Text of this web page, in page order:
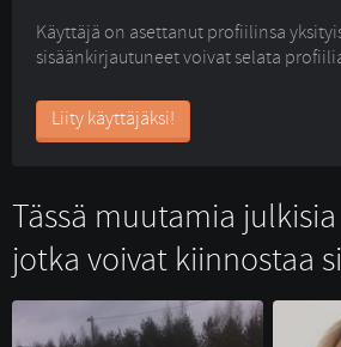
Käyttäjä on asettanut profiilinsa
sisäänkirjautuneet voivat selata
Liity käyttäjäksi!
Tässä muutamia
jotka voivat kiinnostaa